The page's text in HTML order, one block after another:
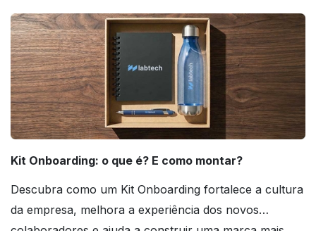
Kit Onboarding: o que é? E como montar?
Descubra como um Kit Onboarding fortalece a cultura
da empresa, melhora a experiência dos novos
colaboradores e ajuda a construir uma marca mais